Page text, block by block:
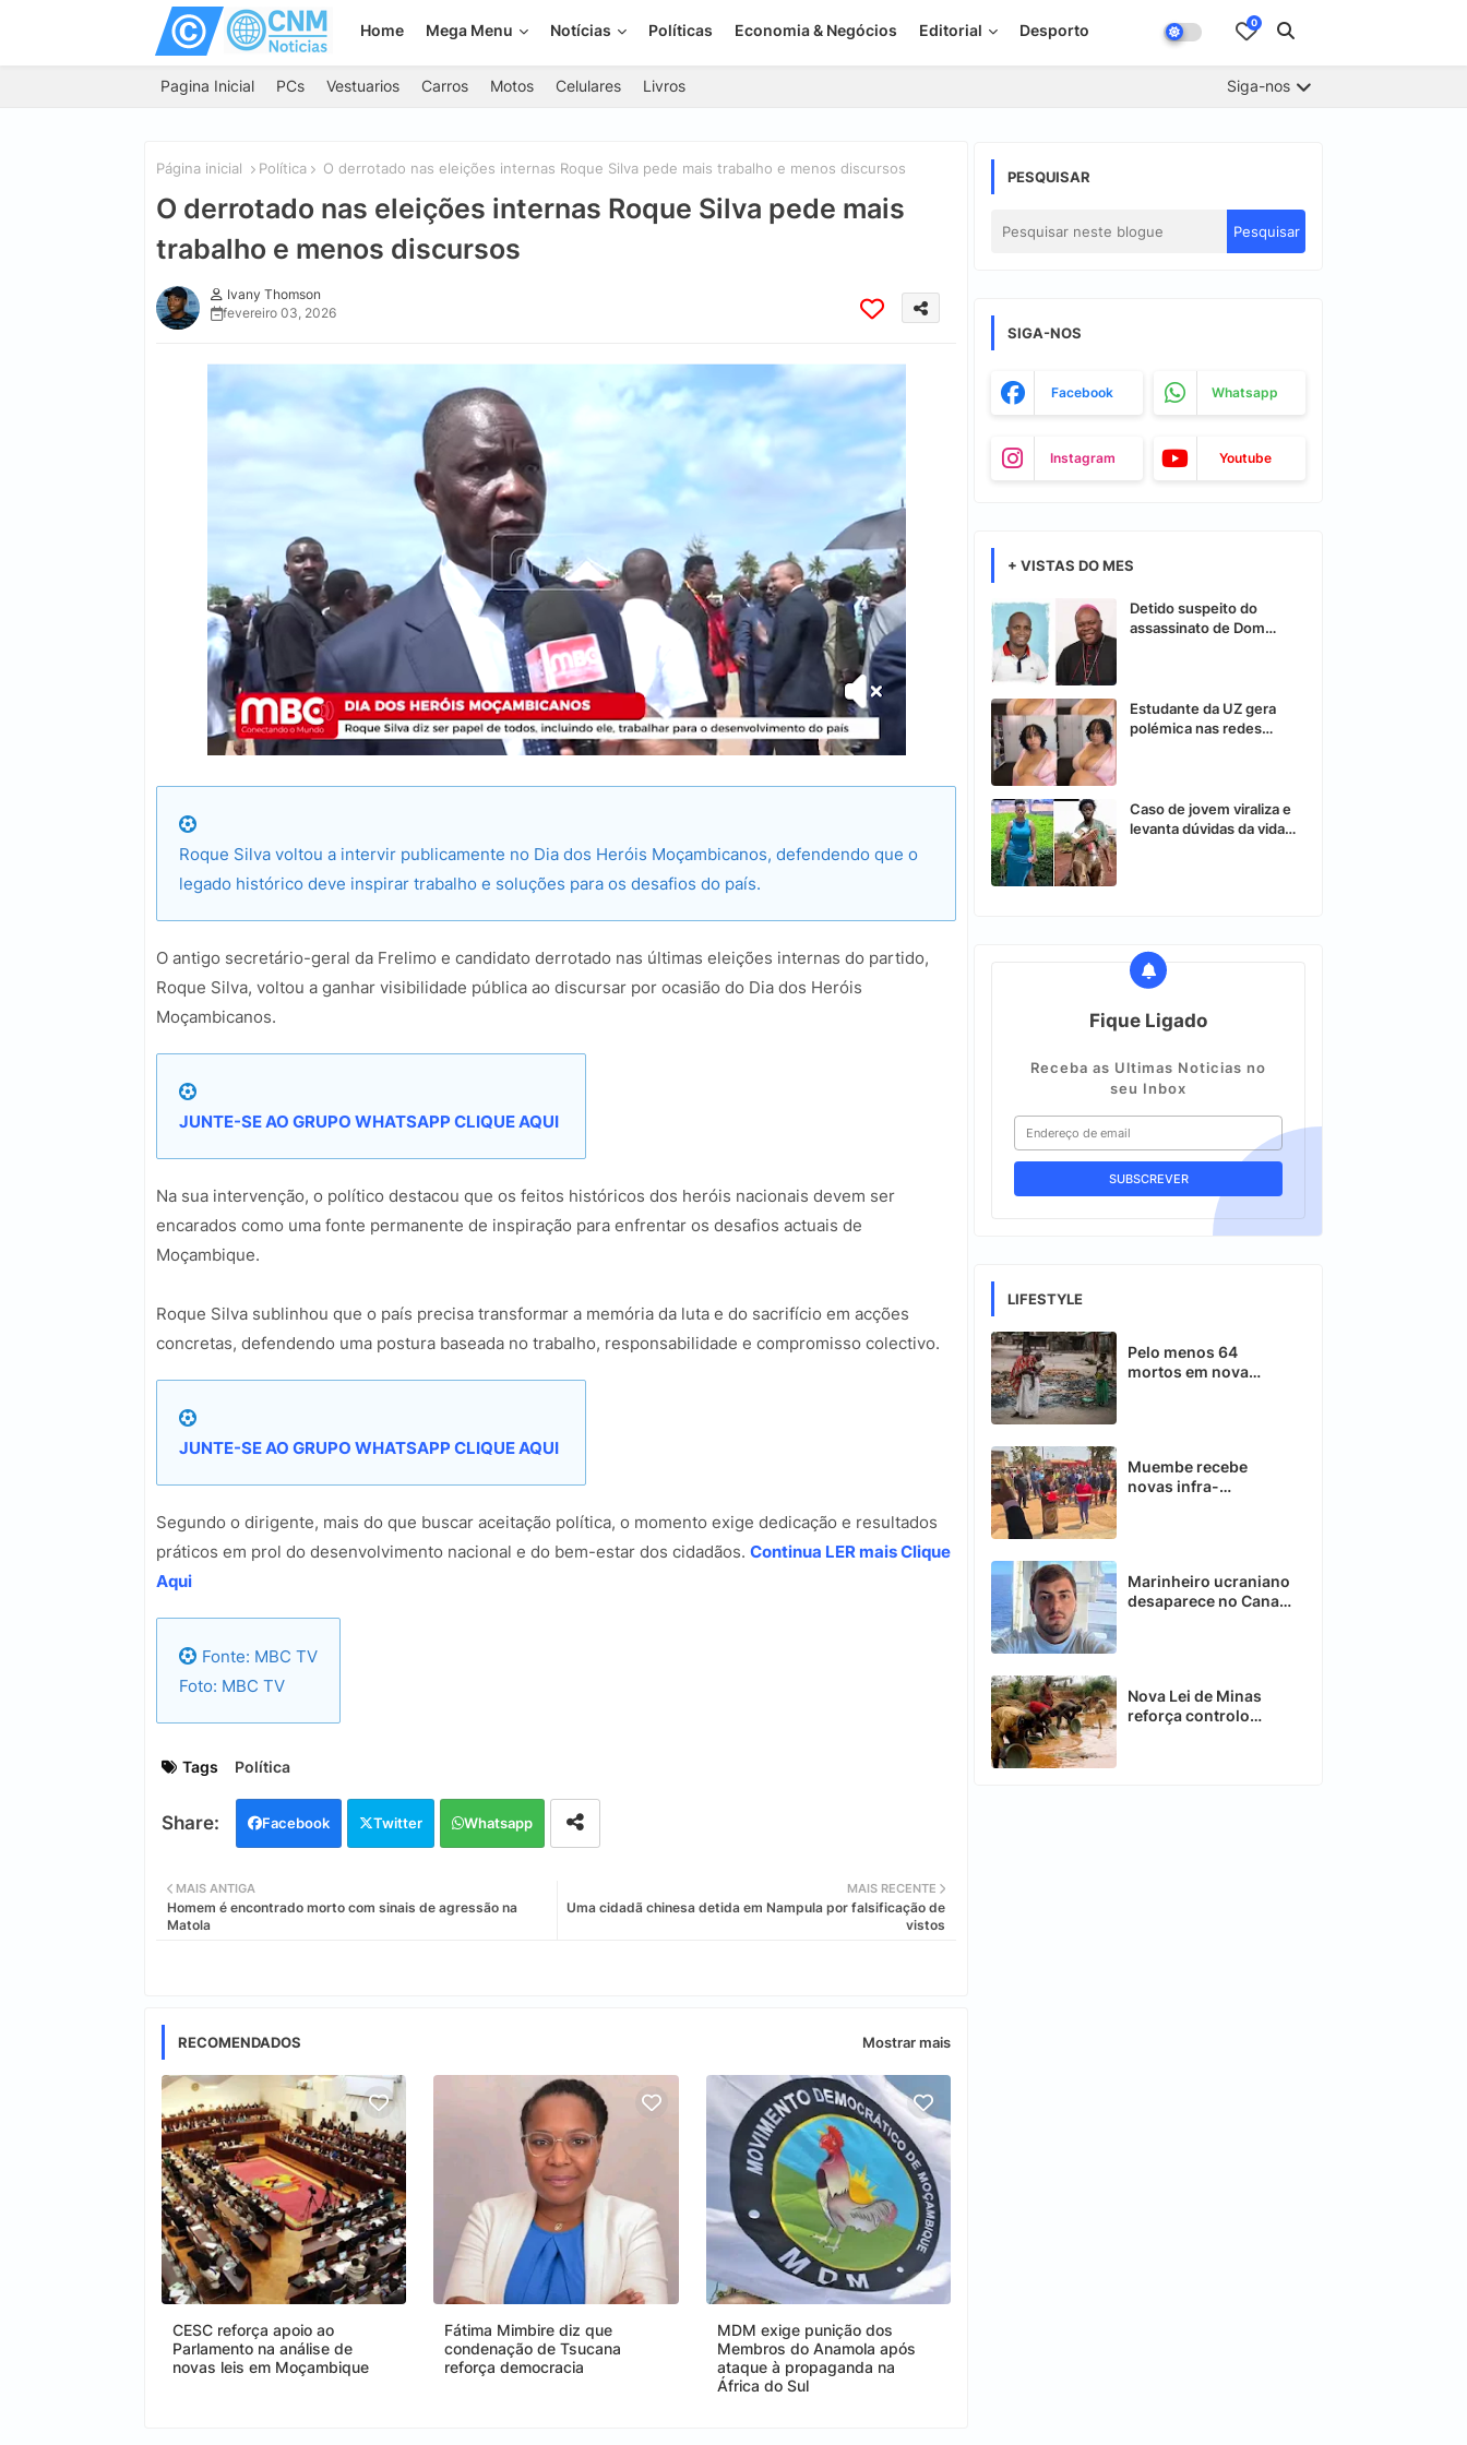
Home Mega Menu Notícias Políticas Economia & Negócios Editorial Desporto 0
Pagina Inicial PCs Vestuarios Carros Motos Celulares Livros Siga-nos
Página inicial Política O derrotado nas eleições internas Roque Silva pede mais trabalho e menos discursos
O derrotado nas eleições internas Roque Silva pede mais
trabalho e menos discursos
Ivany Thomson
fevereiro 03, 2026
Roque Silva voltou a intervir publicamente no Dia dos Heróis Moçambicanos, defendendo que o
legado histórico deve inspirar trabalho e soluções para os desafios do país.
O antigo secretário-geral da Frelimo e candidato derrotado nas últimas eleições internas do partido,
Roque Silva, voltou a ganhar visibilidade pública ao discursar por ocasião do Dia dos Heróis
Moçambicanos.
JUNTE-SE AO GRUPO WHATSAPP CLIQUE AQUI
Na sua intervenção, o político destacou que os feitos históricos dos heróis nacionais devem ser
encarados como uma fonte permanente de inspiração para enfrentar os desafios actuais de
Moçambique.
Roque Silva sublinhou que o país precisa transformar a memória da luta e do sacrifício em acções
concretas, defendendo uma postura baseada no trabalho, responsabilidade e compromisso colectivo.
JUNTE-SE AO GRUPO WHATSAPP CLIQUE AQUI
Segundo o dirigente, mais do que buscar aceitação política, o momento exige dedicação e resultados
práticos em prol do desenvolvimento nacional e do bem-estar dos cidadãos. Continua LER mais Clique
Aqui
Fonte: MBC TV
Foto: MBC TV
Tags Política
Facebook Twitter Whatsapp
MAIS RECENTE
Uma cidadã chinesa detida em Nampula por falsificação de
vistos
MAIS ANTIGA
Homem é encontrado morto com sinais de agressão na
Matola
RECOMENDADOS Mostrar mais
CESC reforça apoio ao
Parlamento na análise de
novas leis em Moçambique
Fátima Mimbire diz que
condenação de Tsucana
reforça democracia
MDM exige punição dos
Membros do Anamola após
ataque à propaganda na
África do Sul
PESQUISAR
SIGA-NOS
Facebook Whatsapp
Instagram Youtube
+ VISTAS DO MES
Detido suspeito do
assassinato de Dom
Estudante da UZ gera
polémica nas redes
Caso de jovem viraliza e
levanta dúvidas da vida
Fique Ligado
Receba as Ultimas Noticias no
seu Inbox
LIFESTYLE
Pelo menos 64
mortos em nova
Muembe recebe
novas infra-
Marinheiro ucraniano
desaparece no Canal
Nova Lei de Minas
reforça controlo